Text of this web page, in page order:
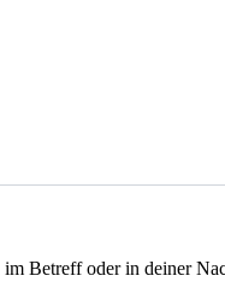
im Betreff oder in deiner